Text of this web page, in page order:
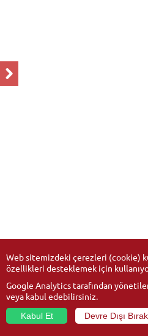
Web sitemizdeki çerezleri (cookie)
özellikleri desteklemek için
Google Analytics tarafından
veya kabul edebilirsiniz.
Kabul Et
Devre Dışı Bırak
© 2026Anadolu